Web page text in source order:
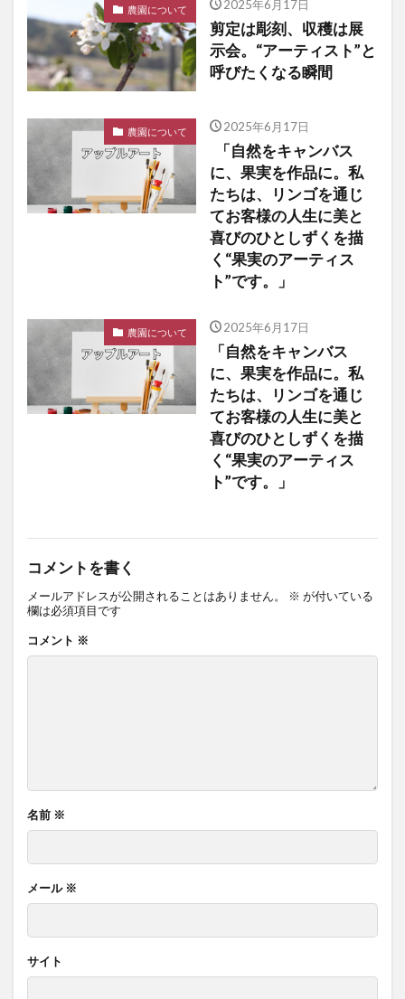
農園について 2025年6月17日
剪定は彫刻、収穫は展
示会。“アーティスト”と
呼びたくなる瞬間
農園について 2025年6月17日
「自然をキャンバス
に、果実を作品に。私
たちは、リンゴを通じ
てお客様の人生に美と
喜びのひとしずくを描
く“果実のアーティス
ト”です。」
農園について 2025年6月17日
「自然をキャンバス
に、果実を作品に。私
たちは、リンゴを通じ
てお客様の人生に美と
喜びのひとしずくを描
く“果実のアーティス
ト”です。」
コメントを書く
メールアドレスが公開されることはありません。 ※ が付いている
欄は必須項目です
コメント ※
名前 ※
メール ※
サイト